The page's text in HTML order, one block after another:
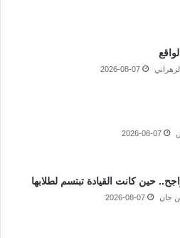
2026-08-07
2026-08-07
حين كانت القيادة تبتسم لطلابها
جان 2026-08-07